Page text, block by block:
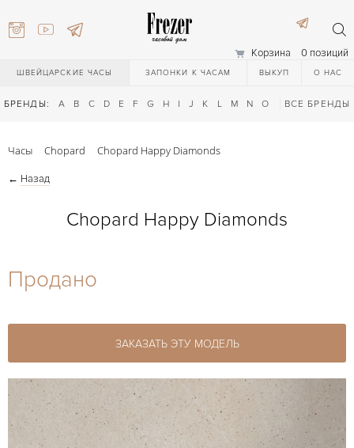
Корзина 0 позиций
ШВЕЙЦАРСКИЕ ЧАСЫ ЗАПОНКИ К ЧАСАМ ВЫКУП О НАС
БРЕНДЫ: A B C D E F G H I J K L M N O Q R S T
ВСЕ БРЕНДЫ
27-44
27-44
Часы Chopard Chopard Happy Diamonds
← Назад
Chopard Happy Diamonds
Продано
ЗАКАЗАТЬ ЭТУ МОДЕЛЬ